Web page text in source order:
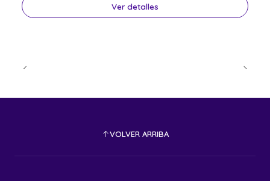
Ver detalles
VOLVER ARRIBA